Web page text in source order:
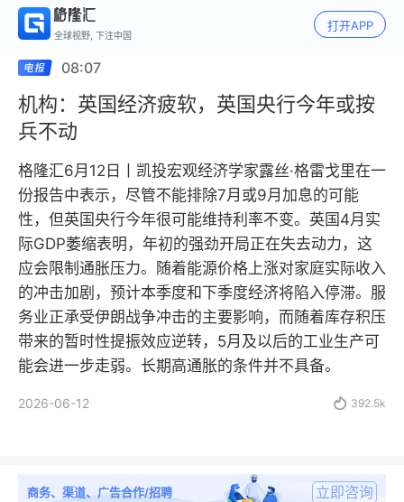
全球视野, 下注中国
打开APP
08:07
机构：英国经济疲软，英国央行今年或按
兵不动
格隆汇6月12日丨凯投宏观经济学家露丝·格雷戈里在一
份报告中表示，尽管不能排除7月或9月加息的可能
性，但英国央行今年很可能维持利率不变。英国4月实
际GDP萎缩表明，年初的强劲开局正在失去动力，这
应会限制通胀压力。随着能源价格上涨对家庭实际收入
的冲击加剧，预计本季度和下季度经济将陷入停滞。服
务业正承受伊朗战争冲击的主要影响，而随着库存积压
带来的暂时性提振效应逆转，5月及以后的工业生产可
能会进一步走弱。长期高通胀的条件并不具备。
2026-06-12  392.5k
商务、渠道、广告合作/招聘 立即咨询